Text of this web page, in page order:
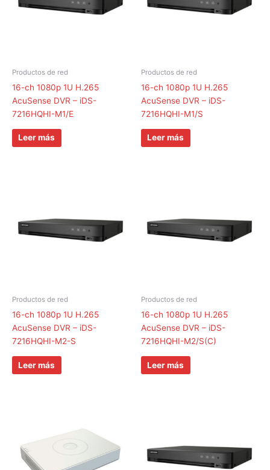
Productos de red
16-ch 1080p 1U H.265
AcuSense DVR – iDS-
7216HQHI-M1/E
Leer más
Productos de red
16-ch 1080p 1U H.265
AcuSense DVR – iDS-
7216HQHI-M1/S
Leer más
Productos de red
16-ch 1080p 1U H.265
AcuSense DVR – iDS-
7216HQHI-M2-S
Leer más
Productos de red
16-ch 1080p 1U H.265
AcuSense DVR – iDS-
7216HQHI-M2/S(C)
Leer más